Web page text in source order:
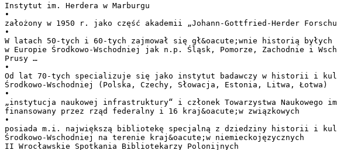
Instytut im. Herdera w Marburgu
•
założony w 1950 r. jako część akademii „Johann-Gottfried-Herder
•
W latach 50-tych i 60-tych zajmował się gł&oacute;wnie historią byłych
w Europie Środkowo-Wschodniej jak n.p. Śląsk, Pomorze, Zachodnie i
Prusy …
•
Od lat 70-tych specializuje się jako instytut badawczy w historii i
Środkowo-Wschodniej (Polska, Czechy, Słowacja, Estonia, Litwa, Łotwa)
•
„instytucja naukowej infrastruktury“ i członek Towarzystwa Naukowego
finansowany przez rząd federalny i 16 kraj&oacute;w związkowych
•
posiada m.i. największą bibliotekę specjalną z dziedziny historii i
Środkowo-Wschodniej na terenie kraj&oacute;w niemieckojęzycznych
II Wrocławskie Spotkania Bibliotekarzy Polonijnych